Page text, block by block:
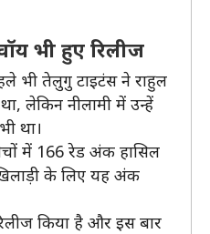
भी हुए रिलीज
भी तेलुगु टाइटंस ने राहुल
लेकिन नीलामी में उन्हें
था।
में 166 रेड अंक हासिल
के लिए यह अंक
किया है और इस बार